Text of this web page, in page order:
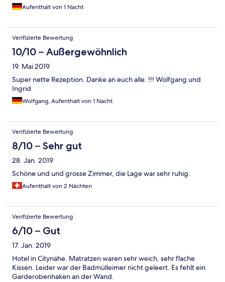
Aufenthalt von 1 Nacht
Verifizierte Bewertung
10/10 – Außergewöhnlich
19. Mai 2019
Super nette Rezeption. Danke an euch alle. !!! Wolfgang und
Ingrid
Wolfgang, Aufenthalt von 1 Nacht
Verifizierte Bewertung
8/10 – Sehr gut
28. Jan. 2019
Schöne und und grosse Zimmer, die Lage war sehr ruhig.
Aufenthalt von 2 Nächten
Verifizierte Bewertung
6/10 – Gut
17. Jan. 2019
Hotel in Citynähe. Matratzen waren sehr weich, sehr flache
Kissen. Leider war der Badmülleimer nicht geleert. Es fehlt ein
Garderobenhaken an der Wand.